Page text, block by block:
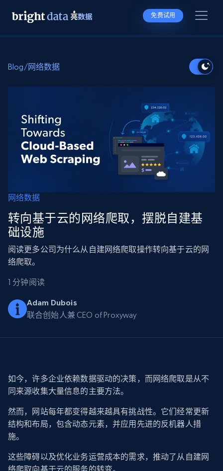
免费试用
Blog/网络数据
网络数据
转向基于云的网络爬取，摆脱自建基
础设施
阅读更多公司为什么从自建网络爬取操作转向基于云的网
络爬取。
1 分钟阅读
Adam Dubois
联合创始人兼 CEO of Proxyway
如今，许多企业依赖数据驱动的决策，而网络爬取是从不
同来源收集大量信息的主要方法。
然而，网站每年都变得越来越具有挑战性。它们经常更新
结构和布局，包含动态元素，并应用先进的反机器人措
施。
这些障碍以及优化业务运营成本的需求，推动了从自建网